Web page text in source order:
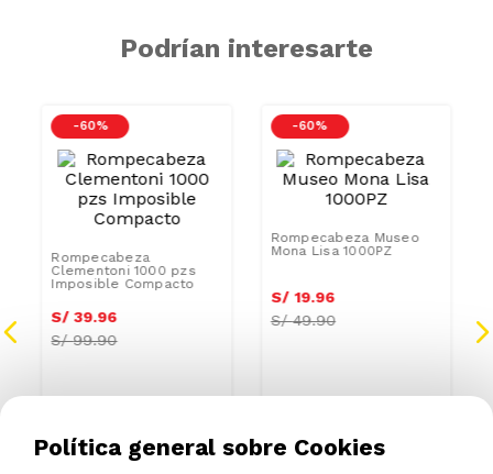
Podrían interesarte
-60 %
Rompecabeza
Clementoni 1000 pzs
Imposible Compacto
S/ 39.96
S/99.90
-60 %
Rompecabeza Museo
Mona Lisa 1000PZ
S/ 19.96
S/49.90
Política general sobre Cookies